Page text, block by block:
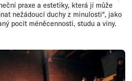
praxe a estetiky, která jí může
nežádoucí duchy z minulosti“, jako
pocit méněcennosti, studu a viny.